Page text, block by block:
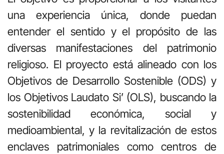
una experiencia única, donde puedan
entender el sentido y el propósito de las
diversas manifestaciones del patrimonio
religioso. El proyecto está alineado con los
Objetivos de Desarrollo Sostenible (ODS) y
los Objetivos Laudato Si’ (OLS), buscando la
sostenibilidad económica, social y
medioambiental, y la revitalización de estos
enclaves patrimoniales como centros de